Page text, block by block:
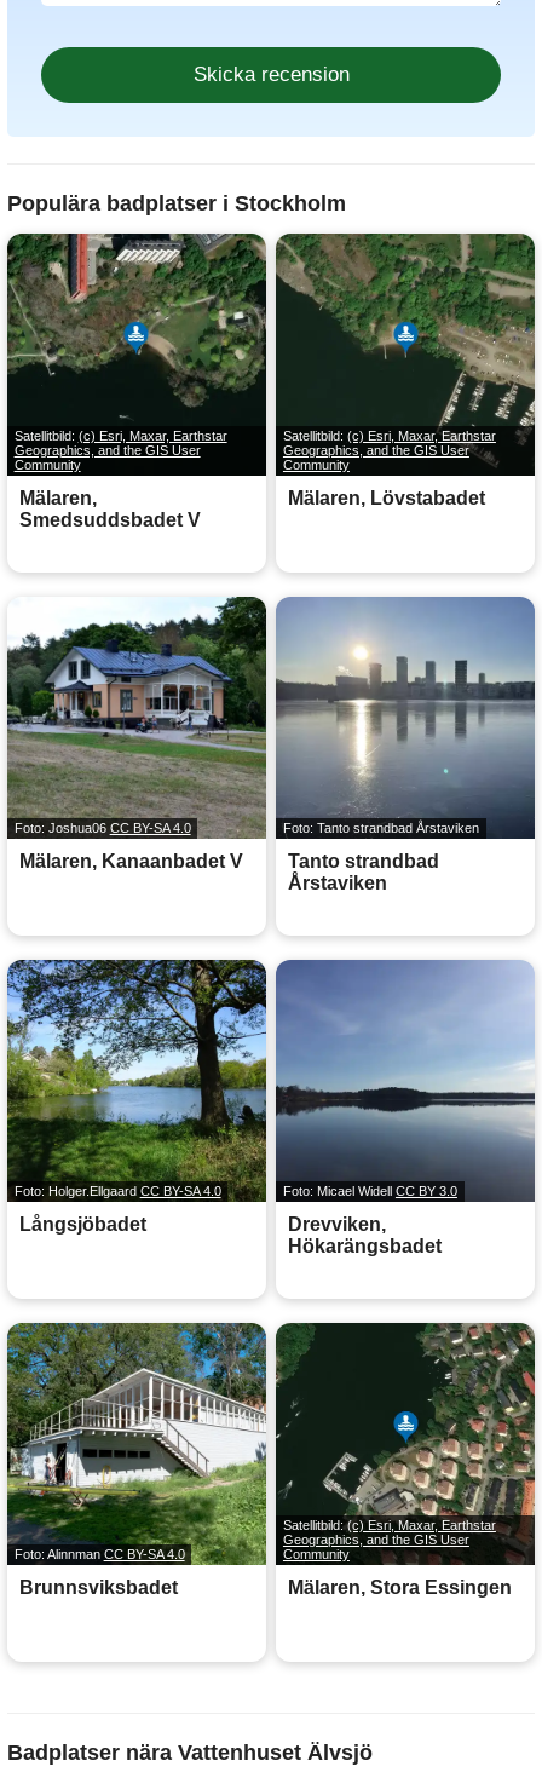
Populära badplatser i Stockholm
Satellitbild: (c) Esri, Maxar, Earthstar
Geographics, and the GIS User
Community
Mälaren,
Smedsuddsbadet V
Satellitbild: (c) Esri, Maxar, Earthstar
Geographics, and the GIS User
Community
Mälaren, Lövstabadet
Foto: Joshua06 CC BY-SA 4.0
Mälaren, Kanaanbadet V
Foto: Tanto strandbad Årstaviken
Tanto strandbad
Årstaviken
Foto: Holger.Ellgaard CC BY-SA 4.0
Långsjöbadet
Foto: Micael Widell CC BY 3.0
Drevviken,
Hökarängsbadet
Foto: Alinnman CC BY-SA 4.0
Brunnsviksbadet
Satellitbild:(c) Esri, Maxar, Earthstar
Geographics, and the GIS User
Community
Mälaren, Stora Essingen
Badplatser nära Vattenhuset Älvsjö